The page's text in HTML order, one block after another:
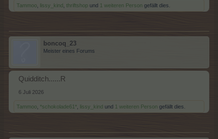
Tammoo lissy_kind thriftshop und 1 weiteren Person gefällt dies.
boncoq_23
Meister eines Forums
Quidditch......R
6 Juli 2026
Tammoo *schokolade61* lissy_kind und 1 weiteren Person gefällt dies.